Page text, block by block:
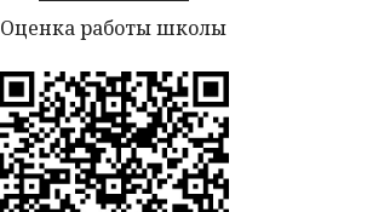
Оценка работы школы